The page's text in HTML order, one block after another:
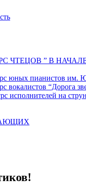
ЧТЕЦОВ ” В
юных пианистов
вокалистов “Дорога
исполнителей на